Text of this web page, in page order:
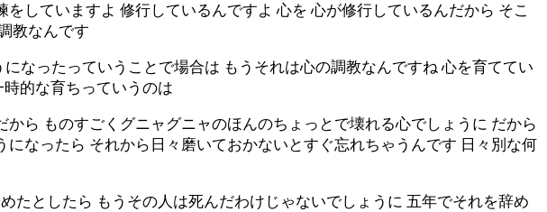
していますよ 修行しているんですよ 心を 心が修行しているんだから そこ
教なんです
なったっていうことで場合は もうそれは心の調教なんですね 心を育ててい
的な育ちっていうのは
ら ものすごくグニャグニャのほんのちょっとで壊れる心でしょうに だから
なったら それから日々磨いておかないとすぐ忘れちゃうんです 日々別な何
たとしたら もうその人は死んだわけじゃないでしょうに 五年でそれを辞め